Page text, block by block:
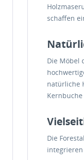
schaffen
Die Möbel
natürliche
Die